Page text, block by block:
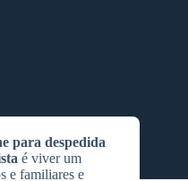
para despedida
é viver um
e familiares e